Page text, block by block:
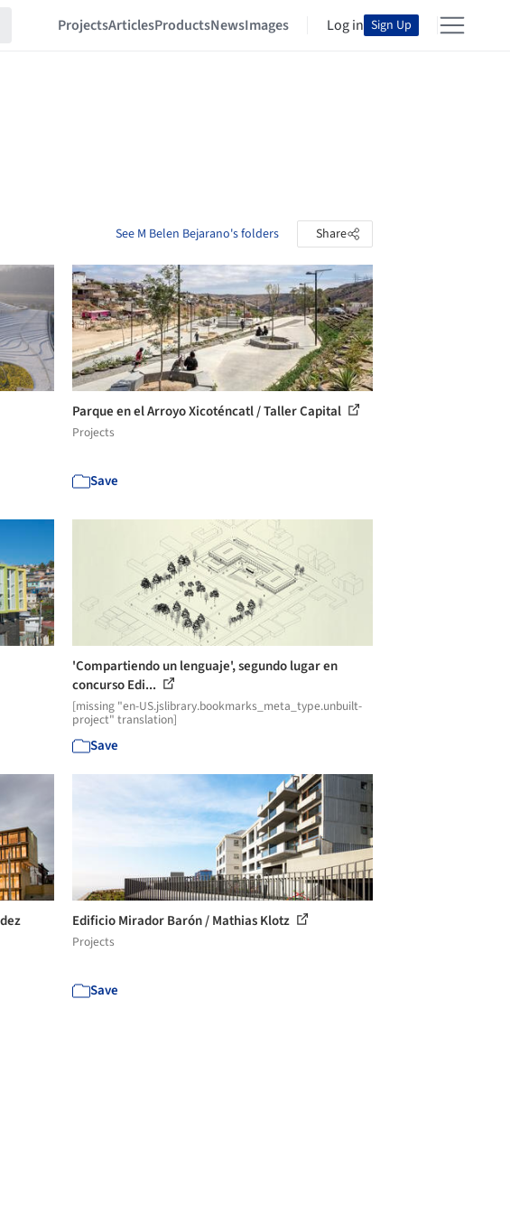
ProjectsArticlesProductsNewsImages Log in Sign Up
See M Belen Bejarano's folders Share
Parque en el Arroyo Xicoténcatl / Taller Capital
Projects
Save
'Compartiendo un lenguaje', segundo lugar en
concurso Edi...
[missing "en-US.jslibrary.bookmarks_meta_type.unbuilt-
project" translation]
Save
Edificio Mirador Barón / Mathias Klotz
Projects
Save